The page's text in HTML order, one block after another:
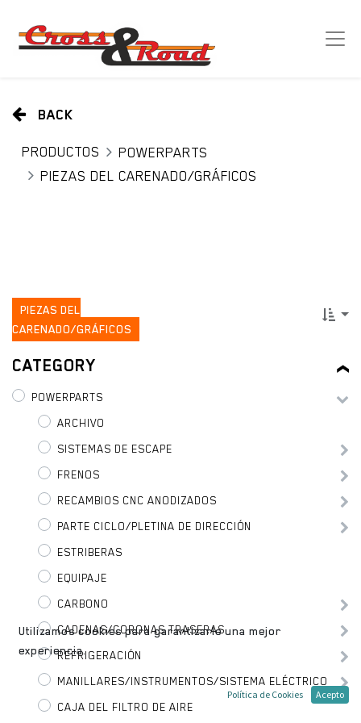
BACK
PRODUCTOS
POWERPARTS
PIEZAS DEL CARENADO/GRÁFICOS
PIEZAS DEL
CARENADO/GRÁFICOS
CATEGORY
POWERPARTS
ARCHIVO
SISTEMAS DE ESCAPE
FRENOS
RECAMBIOS CNC ANODIZADOS
PARTE CICLO/PLETINA DE DIRECCIÓN
ESTRIBERAS
EQUIPAJE
CARBONO
CADENAS/CORONAS TRASERAS
REFRIGERACIÓN
MANILLARES/INSTRUMENTOS/SISTEMA ELÉCTRICO
CAJA DEL FILTRO DE AIRE
Utilizamos cookies para garantizarle una mejor
experiencia.
Política de Cookies Acepto